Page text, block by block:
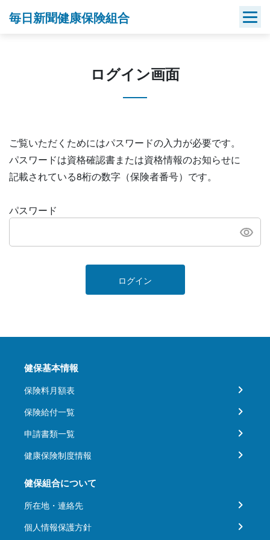
毎日新聞健康保険組合
ログイン画面
ご覧いただくためにはパスワードの入力が必要です。
パスワードは資格確認書または資格情報のお知らせに
記載されている8桁の数字（保険者番号）です。
パスワード
ログイン
健保基本情報
保険料月額表
保険給付一覧
申請書類一覧
健康保険制度情報
健保組合について
所在地・連絡先
個人情報保護方針